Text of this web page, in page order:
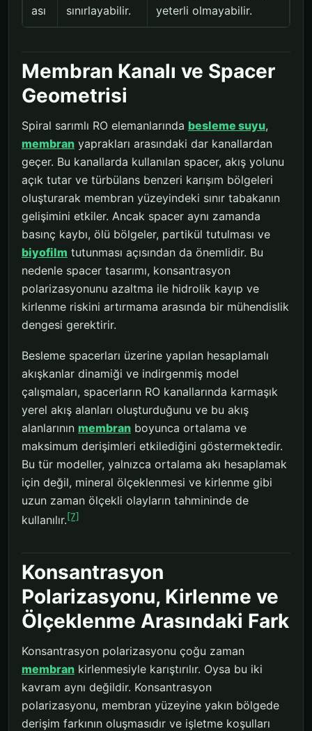
ası
sınırlayabilir.
yeterli olmayabilir.
Membran Kanalı ve Spacer
Geometrisi
Spiral sarımlı RO elemanlarında besleme suyu,
membran yaprakları arasındaki dar kanallardan
geçer. Bu kanallarda kullanılan spacer, akış yolunu
açık tutar ve türbülans benzeri karışım bölgeleri
oluşturarak membran yüzeyindeki sınır tabakanın
gelişimini etkiler. Ancak spacer aynı zamanda
basınç kaybı, ölü bölgeler, partikül tutulması ve
biyofilm tutunması açısından da önemlidir. Bu
nedenle spacer tasarımı, konsantrasyon
polarizasyonunu azaltma ile hidrolik kayıp ve
kirlenme riskini artırmama arasında bir mühendislik
dengesi gerektirir.
Besleme spacerları üzerine yapılan hesaplamalı
akışkanlar dinamiği ve indirgenmiş model
çalışmaları, spacerların RO kanallarında karmaşık
yerel akış alanları oluşturduğunu ve bu akış
alanlarının membran boyunca ortalama ve
maksimum derişimleri etkilediğini göstermektedir.
Bu tür modeller, yalnızca ortalama akı hesaplamak
için değil, mineral ölçeklenmesi ve kirlenme gibi
uzun zaman ölçekli olayların tahmininde de
kullanılır.[7]
Konsantrasyon
Polarizasyonu, Kirlenme ve
Ölçeklenme Arasındaki Fark
Konsantrasyon polarizasyonu çoğu zaman
membran kirlenmesiyle karıştırılır. Oysa bu iki
kavram aynı değildir. Konsantrasyon
polarizasyonu, membran yüzeyine yakın bölgede
derişim farkının oluşmasıdır ve işletme koşulları